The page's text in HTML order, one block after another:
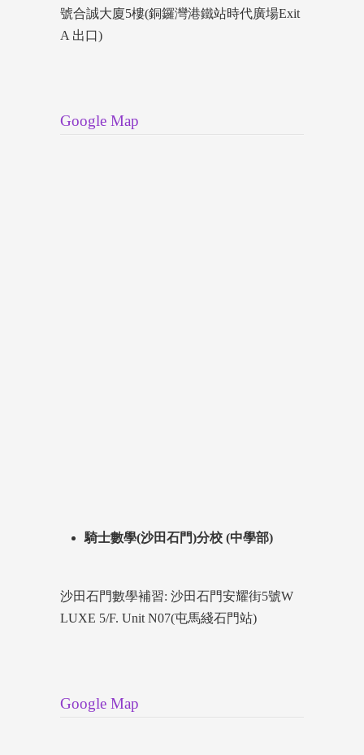
號合誠大廈5樓(銅鑼灣港鐵站時代廣場Exit
A 出口)
Google Map
騎士數學(沙田石門)分校 (中學部)
沙田石門數學補習: 沙田石門安耀街5號W
LUXE 5/F. Unit N07(屯馬綫石門站)
Google Map